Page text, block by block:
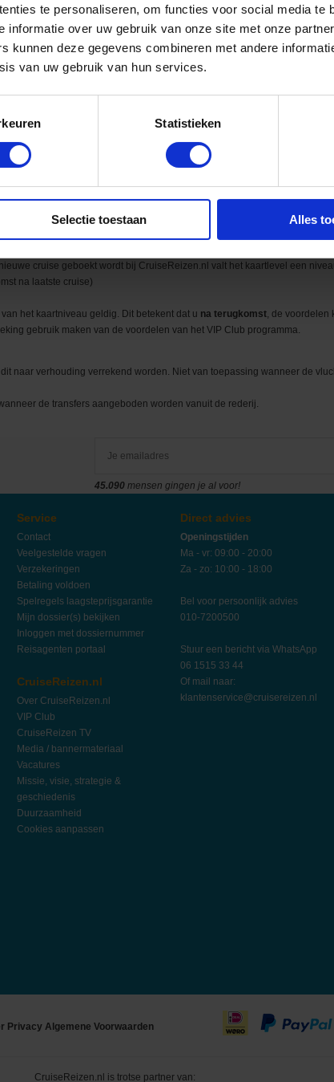
te personaliseren, om functies voor social media te
informatie over uw gebruik van onze site met onze
kunnen deze gegevens combineren met andere
van uw gebruik van hun services.
Statistieken
Selectie toestaan Alles
CruiseReizen.nl VIP programma.
en zijn niet retro-actief.
kunnen door CruiseReizen.nl of de rederij gewijzigd worden.
cruise geboekt wordt bij CruiseReizen.nl valt het kaartlevel een
na laatste cruise)
het kaartniveau geldig. Dit betekent dat u na terugkomst, de voordelen
gebruik maken van de voordelen van het VIP Club programma.
naar verhouding verrekend worden. Niet van toepassing wanneer de
de transfers aangeboden worden vanuit de rederij.
45.090 mensen gingen je al voor!
Service
Contact
Veelgestelde vragen
Verzekeringen
Betaling voldoen
Spelregels laagsteprijsgarantie
Mijn dossier(s) bekijken
Inloggen met dossiernummer
Reisagenten portaal
CruiseReizen.nl
Over CruiseReizen.nl
VIP Club
CruiseReizen TV
Media / bannermateriaal
Vacatures
Missie, visie, strategie &
geschiedenis
Duurzaamheid
Cookies aanpassen
Direct advies
Openingstijden
Ma - vr: 09:00 - 20:00
Za - zo: 10:00 - 18:00
Bel voor persoonlijk advies
010-7200500
Stuur een bericht via WhatsApp
06 1515 33 44
Of mail naar:
klantenservice@cruisereizen.nl
Privacy Algemene Voorwaarden
CruiseReizen.nl is trotse partner van: